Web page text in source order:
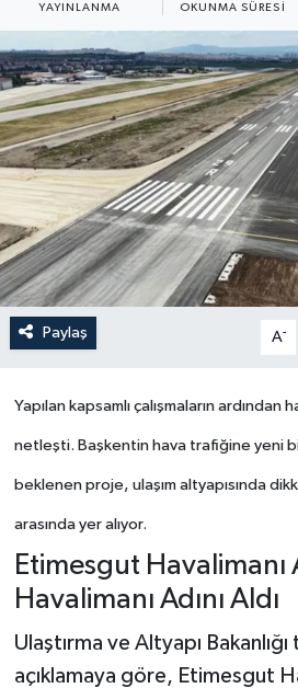
YAYINLANMA OKUNMA SÜRESI
Paylaş A-
Yapılan kapsamlı çalışmaların ardından
netleşti. Başkentin hava trafiğine yeni
beklenen proje, ulaşım altyapısında
arasında yer alıyor.
Etimesgut Havalimanı
Havalimanı Adını Aldı
Ulaştırma ve Altyapı Bakanlığı
açıklamaya göre, Etimesgut